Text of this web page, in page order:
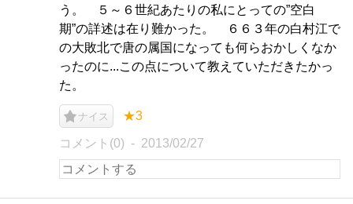
う。 ５～６世紀あたりの私にとっての”空白
期”の詳述は在り難かった。 ６６３年の白村江で
の大敗北で唐の属国になっても何らおかしくなか
ったのに...この点について教えていただきたかっ
た。
ナイス ★3
コメント(0) 2013/02/27